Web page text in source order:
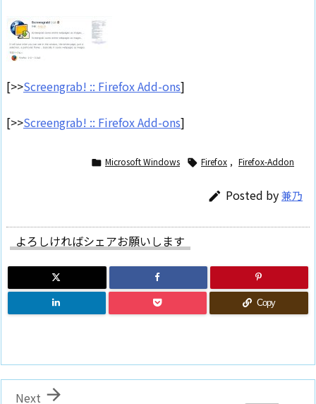
[>>Screengrab! :: Firefox Add-ons]
[>>Screengrab! :: Firefox Add-ons]
 Microsoft Windows  Firefox , Firefox-Addon
 Posted by兼乃
よろしければシェアお願いします
Copy

Next